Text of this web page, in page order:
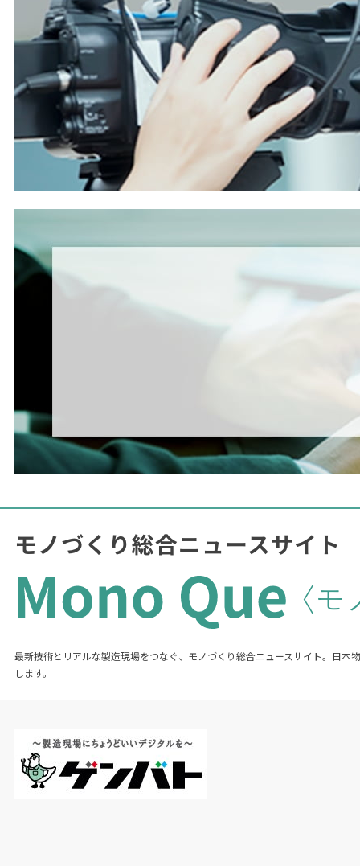
最新技術とリアルな製造現場をつなぐ、モノづくり総合ニュースサイト。日本
します。